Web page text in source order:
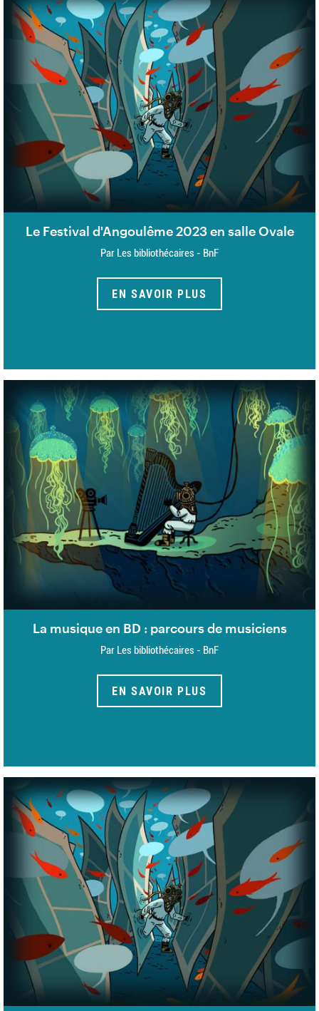
Le Festival d'Angoulême 2023 en salle Ovale
Par Les bibliothécaires - BnF
EN SAVOIR PLUS
La musique en BD : parcours de musiciens
Par Les bibliothécaires - BnF
EN SAVOIR PLUS